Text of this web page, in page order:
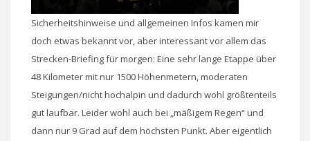
Sicherheitshinweise und allgemeinen Infos kamen mir
doch etwas bekannt vor, aber interessant vor allem das
Strecken-Briefing für morgen: Eine sehr lange Etappe über
48 Kilometer mit nur 1500 Höhenmetern, moderaten
Steigungen/nicht hochalpin und dadurch wohl größtenteils
gut laufbar. Leider wohl auch bei „mäßigem Regen“ und
dann nur 9 Grad auf dem höchsten Punkt. Aber eigentlich